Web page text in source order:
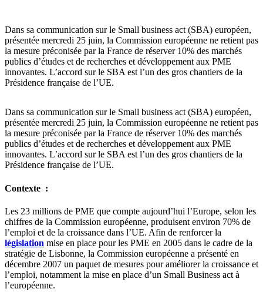
Dans sa communication sur le Small business act (SBA) européen,
présentée mercredi 25 juin, la Commission européenne ne retient pas
la mesure préconisée par la France de réserver 10% des marchés
publics d’études et de recherches et développement aux PME
innovantes. L’accord sur le SBA est l’un des gros chantiers de la
Présidence française de l’UE.
Dans sa communication sur le Small business act (SBA) européen,
présentée mercredi 25 juin, la Commission européenne ne retient pas
la mesure préconisée par la France de réserver 10% des marchés
publics d’études et de recherches et développement aux PME
innovantes. L’accord sur le SBA est l’un des gros chantiers de la
Présidence française de l’UE.
Contexte :
Les 23 millions de PME que compte aujourd’hui l’Europe, selon les
chiffres de la Commission européenne, produisent environ 70% de
l’emploi et de la croissance dans l’UE. Afin de renforcer la
législation mise en place pour les PME en 2005 dans le cadre de la
stratégie de Lisbonne, la Commission européenne a présenté en
décembre 2007 un paquet de mesures pour améliorer la croissance et
l’emploi, notamment la mise en place d’un Small Business act à
l’européenne.